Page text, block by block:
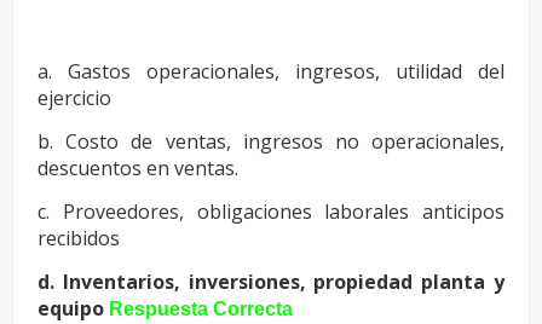
a. Gastos operacionales, ingresos, utilidad del
ejercicio
b. Costo de ventas, ingresos no operacionales,
descuentos en ventas.
c. Proveedores, obligaciones laborales anticipos
recibidos
d. Inventarios, inversiones, propiedad planta y
equipo Respuesta Correcta